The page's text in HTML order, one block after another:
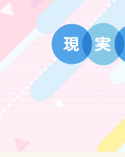
現 実